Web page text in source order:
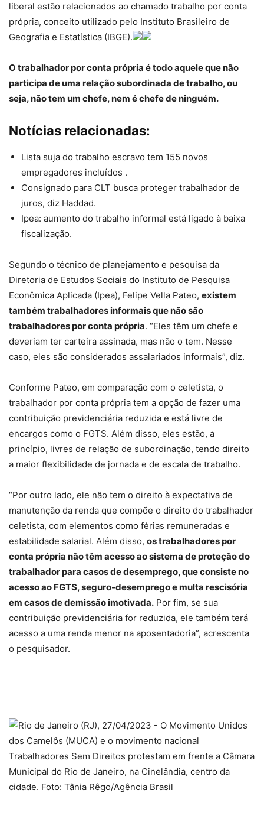
liberal estão relacionados ao chamado trabalho por conta
própria, conceito utilizado pelo Instituto Brasileiro de
Geografia e Estatística (IBGE).
O trabalhador por conta própria é todo aquele que não
participa de uma relação subordinada de trabalho, ou
seja, não tem um chefe, nem é chefe de ninguém.
Notícias relacionadas:
Lista suja do trabalho escravo tem 155 novos
empregadores incluídos .
Consignado para CLT busca proteger trabalhador de
juros, diz Haddad.
Ipea: aumento do trabalho informal está ligado à baixa
fiscalização.
Segundo o técnico de planejamento e pesquisa da
Diretoria de Estudos Sociais do Instituto de Pesquisa
Econômica Aplicada (Ipea), Felipe Vella Pateo, existem
também trabalhadores informais que não são
trabalhadores por conta própria. “Eles têm um chefe e
deveriam ter carteira assinada, mas não o tem. Nesse
caso, eles são considerados assalariados informais”, diz.
Conforme Pateo, em comparação com o celetista, o
trabalhador por conta própria tem a opção de fazer uma
contribuição previdenciária reduzida e está livre de
encargos como o FGTS. Além disso, eles estão, a
princípio, livres de relação de subordinação, tendo direito
a maior flexibilidade de jornada e de escala de trabalho.
“Por outro lado, ele não tem o direito à expectativa de
manutenção da renda que compõe o direito do trabalhador
celetista, com elementos como férias remuneradas e
estabilidade salarial. Além disso, os trabalhadores por
conta própria não têm acesso ao sistema de proteção do
trabalhador para casos de desemprego, que consiste no
acesso ao FGTS, seguro-desemprego e multa rescisória
em casos de demissão imotivada. Por fim, se sua
contribuição previdenciária for reduzida, ele também terá
acesso a uma renda menor na aposentadoria”, acrescenta
o pesquisador.